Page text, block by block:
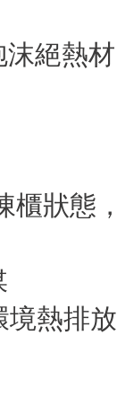
絕熱材
狀態，
境熱排放